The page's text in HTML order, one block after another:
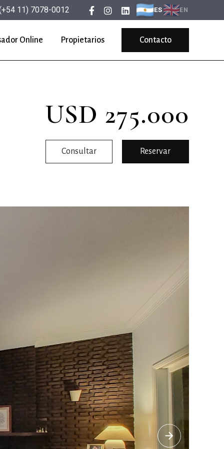
11) 7078-0012 ES EN
Online Propietarios Contacto
USD 275.000
Consultar Reservar